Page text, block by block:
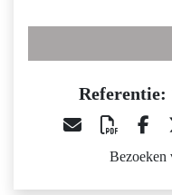
Referentie:
Bezoeken